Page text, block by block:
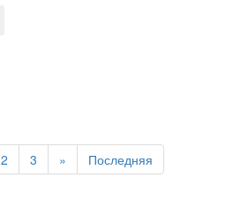
2 3 » Последняя